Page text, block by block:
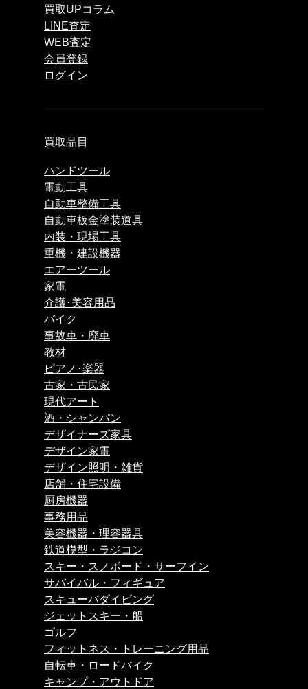
買取UPコラム
LINE査定
WEB査定
会員登録
ログイン
買取品目
ハンドツール
電動工具
自動車整備工具
自動車板金塗装道具
内装・現場工具
重機・建設機器
エアーツール
家電
介護･美容用品
バイク
事故車・廃車
教材
ピアノ･楽器
古家・古民家
現代アート
酒・シャンパン
デザイナーズ家具
デザイン家電
デザイン照明・雑貨
店舗・住宅設備
厨房機器
事務用品
美容機器・理容器具
鉄道模型・ラジコン
スキー・スノボード・サーフイン
サバイバル・フィギュア
スキューバダイビング
ジェットスキー・船
ゴルフ
フィットネス・トレーニング用品
自転車・ロードバイク
キャンプ・アウトドア